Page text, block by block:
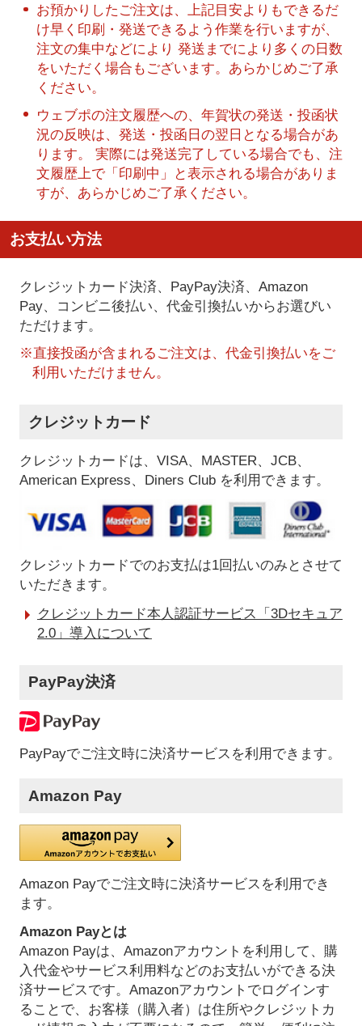
お預かりしたご注文は、上記目安よりもできるだ
け早く印刷・発送できるよう作業を行いますが、
注文の集中などにより 発送までにより多くの日数
をいただく場合もございます。あらかじめご了承
ください。
ウェブポの注文履歴への、年賀状の発送・投函状
況の反映は、発送・投函日の翌日となる場合があ
ります。 実際には発送完了している場合でも、注
文履歴上で「印刷中」と表示される場合がありま
すが、あらかじめご了承ください。
お支払い方法
クレジットカード決済、PayPay決済、Amazon
Pay、コンビニ後払い、代金引換払いからお選びい
ただけます。
※直接投函が含まれるご注文は、代金引換払いをご
利用いただけません。
クレジットカード
クレジットカードは、VISA、MASTER、JCB、
American Express、Diners Club を利用できます。
クレジットカードでのお支払は1回払いのみとさせて
いただきます。
クレジットカード本人認証サービス「3Dセキュア
2.0」導入について
PayPay決済
PayPayでご注文時に決済サービスを利用できます。
Amazon Pay
Amazon Payでご注文時に決済サービスを利用でき
ます。
Amazon Payとは
Amazon Payは、Amazonアカウントを利用して、購
入代金やサービス利用料などのお支払いができる決
済サービスです。Amazonアカウントでログインす
ることで、お客様（購入者）は住所やクレジットカ